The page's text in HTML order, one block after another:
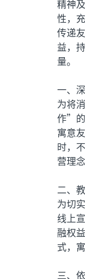
精神
性，
传递
益，
量。
一、
为将
作”
寓意
时，
营理
二、
为切
线上
融权
式，
三、